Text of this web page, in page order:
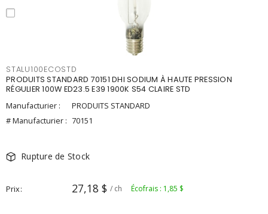
STALU100ECOSTD
PRODUITS STANDARD 70151 DHI SODIUM À HAUTE PRESSION
RÉGULIER 100W ED23.5 E39 1900K S54 CLAIRE STD
Manufacturier :
PRODUITS STANDARD
# Manufacturier : 70151
Rupture de Stock
Prix 27,18 $ / ch Écofrais : 1,85 $